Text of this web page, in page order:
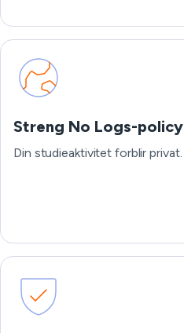
Streng No Logs-policy
Din studieaktivitet forblir privat.